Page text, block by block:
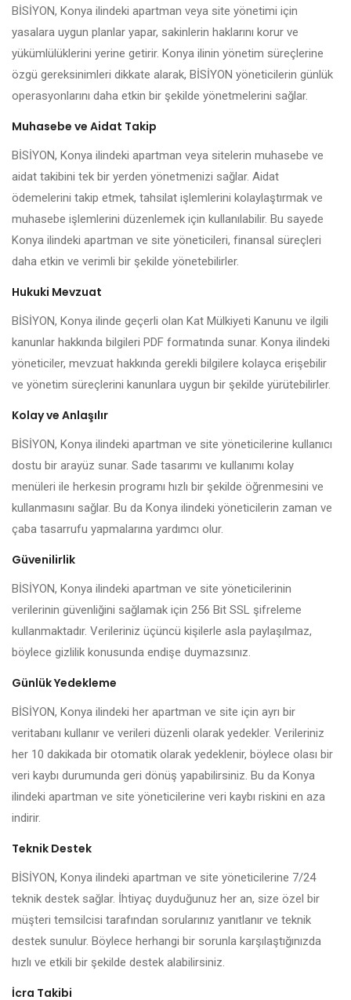
BİSİYON, Konya ilindeki apartman veya site yönetimi için
yasalara uygun planlar yapar, sakinlerin haklarını korur ve
yükümlülüklerini yerine getirir. Konya ilinin yönetim süreçlerine
özgü gereksinimleri dikkate alarak, BİSİYON yöneticilerin günlük
operasyonlarını daha etkin bir şekilde yönetmelerini sağlar.
Muhasebe ve Aidat Takip
BİSİYON, Konya ilindeki apartman veya sitelerin muhasebe ve
aidat takibini tek bir yerden yönetmenizi sağlar. Aidat
ödemelerini takip etmek, tahsilat işlemlerini kolaylaştırmak ve
muhasebe işlemlerini düzenlemek için kullanılabilir. Bu sayede
Konya ilindeki apartman ve site yöneticileri, finansal süreçleri
daha etkin ve verimli bir şekilde yönetebilirler.
Hukuki Mevzuat
BİSİYON, Konya ilinde geçerli olan Kat Mülkiyeti Kanunu ve ilgili
kanunlar hakkında bilgileri PDF formatında sunar. Konya ilindeki
yöneticiler, mevzuat hakkında gerekli bilgilere kolayca erişebilir
ve yönetim süreçlerini kanunlara uygun bir şekilde yürütebilirler.
Kolay ve Anlaşılır
BİSİYON, Konya ilindeki apartman ve site yöneticilerine kullanıcı
dostu bir arayüz sunar. Sade tasarımı ve kullanımı kolay
menüleri ile herkesin programı hızlı bir şekilde öğrenmesini ve
kullanmasını sağlar. Bu da Konya ilindeki yöneticilerin zaman ve
çaba tasarrufu yapmalarına yardımcı olur.
Güvenilirlik
BİSİYON, Konya ilindeki apartman ve site yöneticilerinin
verilerinin güvenliğini sağlamak için 256 Bit SSL şifreleme
kullanmaktadır. Verileriniz üçüncü kişilerle asla paylaşılmaz,
böylece gizlilik konusunda endişe duymazsınız.
Günlük Yedekleme
BİSİYON, Konya ilindeki her apartman ve site için ayrı bir
veritabanı kullanır ve verileri düzenli olarak yedekler. Verileriniz
her 10 dakikada bir otomatik olarak yedeklenir, böylece olası bir
veri kaybı durumunda geri dönüş yapabilirsiniz. Bu da Konya
ilindeki apartman ve site yöneticilerine veri kaybı riskini en aza
indirir.
Teknik Destek
BİSİYON, Konya ilindeki apartman ve site yöneticilerine 7/24
teknik destek sağlar. İhtiyaç duyduğunuz her an, size özel bir
müşteri temsilcisi tarafından sorularınız yanıtlanır ve teknik
destek sunulur. Böylece herhangi bir sorunla karşılaştığınızda
hızlı ve etkili bir şekilde destek alabilirsiniz.
İcra Takibi